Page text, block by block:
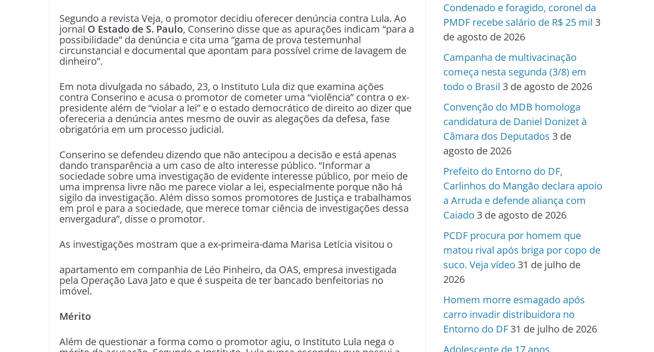
Segundo a revista Veja, o promotor decidiu oferecer denúncia contra Lula. Ao
jornal O Estado de S. Paulo, Conserino disse que as apurações indicam “para a
possibilidade” da denúncia e cita uma “gama de prova testemunhal
circunstancial e documental que apontam para possível crime de lavagem de
dinheiro”.
Em nota divulgada no sábado, 23, o Instituto Lula diz que examina ações
contra Conserino e acusa o promotor de cometer uma “violência” contra o ex-
presidente além de “violar a lei” e o estado democrático de direito ao dizer que
ofereceria a denúncia antes mesmo de ouvir as alegações da defesa, fase
obrigatória em um processo judicial.
Conserino se defendeu dizendo que não antecipou a decisão e está apenas
dando transparência a um caso de alto interesse público. “Informar a
sociedade sobre uma investigação de evidente interesse público, por meio de
uma imprensa livre não me parece violar a lei, especialmente porque não há
sigilo da investigação. Além disso somos promotores de Justiça e trabalhamos
em prol e para a sociedade, que merece tomar ciência de investigações dessa
envergadura”, disse o promotor.
As investigações mostram que a ex-primeira-dama Marisa Letícia visitou o
apartamento em companhia de Léo Pinheiro, da OAS, empresa investigada
pela Operação Lava Jato e que é suspeita de ter bancado benfeitorias no
imóvel.
Mérito
Além de questionar a forma como o promotor agiu, o Instituto Lula nega o
Condenado e foragido, coronel da
PMDF recebe salário de R$ 25 mil 3
de agosto de 2026
Campanha de multivacinação
começa nesta segunda (3/8) em
todo o Brasil 3 de agosto de 2026
Convenção do MDB homologa
candidatura de Daniel Donizet à
Câmara dos Deputados 3 de
agosto de 2026
Prefeito do Entorno do DF,
Carlinhos do Mangão declara apoio
a Arruda e defende aliança com
Caiado 3 de agosto de 2026
PCDF procura por homem que
matou rival após briga por copo de
suco. Veja vídeo 31 de julho de
2026
Homem morre esmagado após
carro invadir distribuidora no
Entorno do DF 31 de julho de 2026
Adolescente de 17 anos